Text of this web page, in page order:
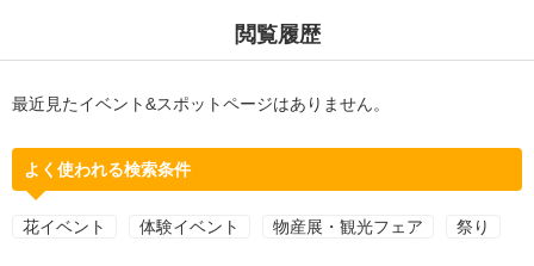
閲覧履歴
最近見たイベント&スポットページはありません。
よく使われる検索条件
花イベント 体験イベント 物産展・観光フェア 祭り